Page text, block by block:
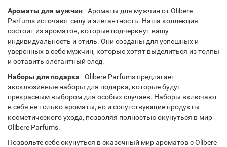
Ароматы для мужчин- Ароматы для мужчин от Olibere
Parfums источают силу и элегантность. Наша коллекция
состоит из ароматов, которые подчеркнут вашу
индивидуальность и стиль. Они созданы для успешных и
уверенных в себе мужчин, которые хотят выделиться из толпы
и оставить элегантный след.
Наборы для подарка - Olibere Parfums предлагает
эксклюзивные наборы для подарка, которые будут
прекрасным выбором для особых случаев. Наборы включают
в себя не только ароматы, но и сопутствующие продукты
косметического ухода, позволяя полностью окунуться в мир
Olibere Parfums.
Позвольте себе окунуться в сказочный мир ароматов с Olibere